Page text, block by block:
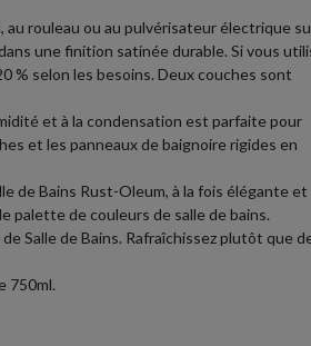
rouleau ou au pulvérisateur électrique
une finition satinée durable. Si vous
% selon les besoins. Deux couches sont
et à la condensation est parfaite pour
et les panneaux de baignoire rigides en
de Bains Rust-Oleum, à la fois élégante et
palette de couleurs de salle de bains.
Salle de Bains. Rafraîchissez plutôt que
750ml.